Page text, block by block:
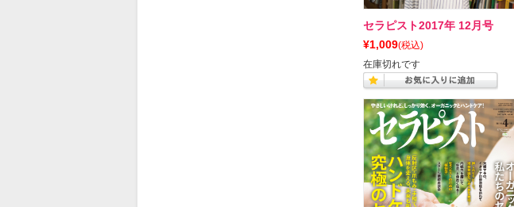
セラピスト2017年 12月号
¥1,009(税込)
在庫切れです